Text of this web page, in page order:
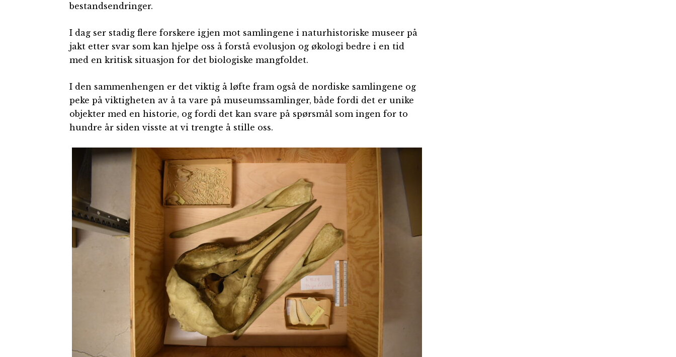
bestandsendringer.
I dag ser stadig flere forskere igjen mot samlingene i naturhistoriske museer på
jakt etter svar som kan hjelpe oss å forstå evolusjon og økologi bedre i en tid
med en kritisk situasjon for det biologiske mangfoldet.
I den sammenhengen er det viktig å løfte fram også de nordiske samlingene og
peke på viktigheten av å ta vare på museumssamlinger, både fordi det er unike
objekter med en historie, og fordi det kan svare på spørsmål som ingen for to
hundre år siden visste at vi trengte å stille oss.